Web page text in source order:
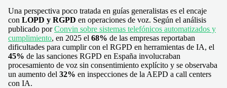
Una perspectiva poco tratada en guías generalistas es el encaje
con LOPD y RGPD en operaciones de voz. Según el análisis
publicado porConvin sobre sistemas telefónicos automatizados y
cumplimiento, en 2025 el 68% de las empresas reportaban
dificultades para cumplir con el RGPD en herramientas de IA, el
45% de las sanciones RGPD en España involucraban
procesamiento de voz sin consentimiento explícito y se observaba
un aumento del 32% en inspecciones de la AEPD a call centers
con IA.